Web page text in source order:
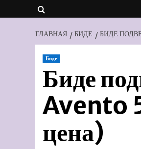
ГЛАВНАЯ БИДЕ БИДЕ
Биде
Биде
Avento
цена)